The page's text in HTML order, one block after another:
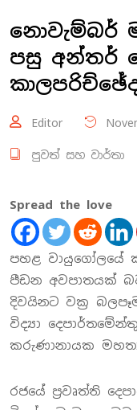
නොවැම්බර්
පසු අන්තර්
Editor
පුවත් සහ වාර්තා
Spread the love
පහළ වායුගෝලයේ
පීඩන අවපාතයක්
දිවයිනට වක්‍ර
විද්‍යා
කරුණානායක
රජයේ ප්‍රවෘත්ති